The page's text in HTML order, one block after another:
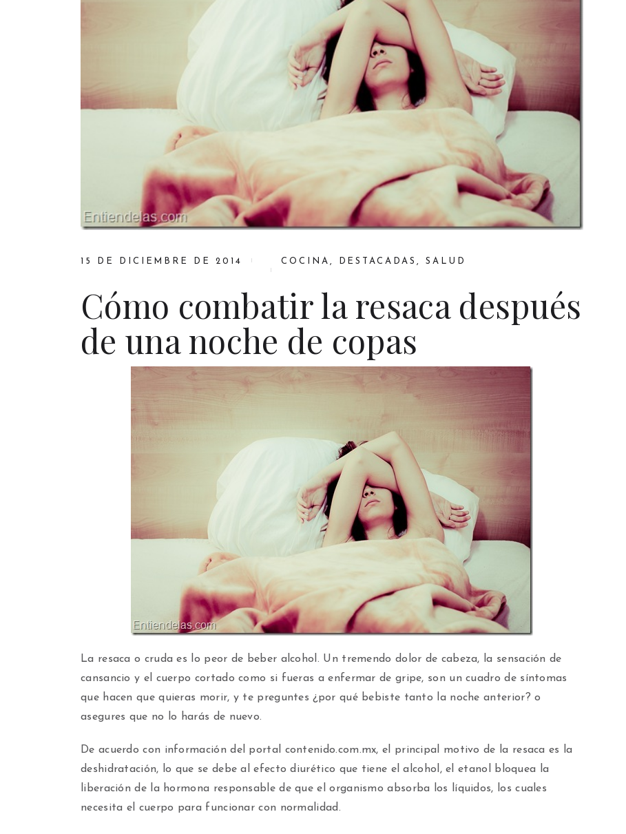
15 DE DICIEMBRE DE 2014 COCINA , DESTACADAS, SALUD
Cómo combatir la resaca después
de una noche de copas
La resaca o cruda es lo peor de beber alcohol. Un tremendo dolor de cabeza, la sensación de
cansancio y el cuerpo cortado como si fueras a enfermar de gripe, son un cuadro de síntomas
que hacen que quieras morir, y te preguntes ¿por qué bebiste tanto la noche anterior? o
asegures que no lo harás de nuevo.
De acuerdo con información del portal contenido.com.mx, el principal motivo de la resaca es la
deshidratación, lo que se debe al efecto diurético que tiene el alcohol, el etanol bloquea la
liberación de la hormona responsable de que el organismo absorba los líquidos, los cuales
necesita el cuerpo para funcionar con normalidad.